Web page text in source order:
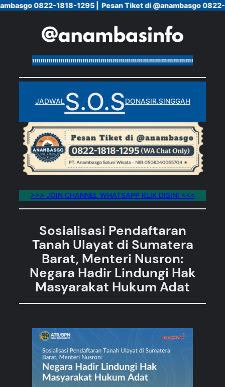
0822-1818-1295 | Pesan Tiket di @anambasgo 0822-
JADWALS.O.SDONASIR.SINGGAH
>>> JOIN CHANNEL WHATSAPP KLIK DISINI <<<
Sosialisasi Pendaftaran
Tanah Ulayat di Sumatera
Barat, Menteri Nusron:
Negara Hadir Lindungi Hak
Masyarakat Hukum Adat
0822-1818-1295 | Pesan Tiket di @anambasgo 0822-